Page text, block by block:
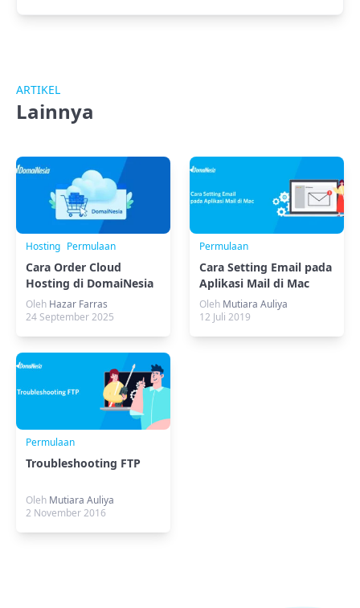
ARTIKEL
Lainnya
Hosting Permulaan
Cara Order Cloud
Hosting di DomaiNesia
Oleh Hazar Farras
24 September 2025
Permulaan
Cara Setting Email pada
Aplikasi Mail di Mac
Oleh Mutiara Auliya
12 Juli 2019
Permulaan
Troubleshooting FTP
Oleh Mutiara Auliya
2 November 2016